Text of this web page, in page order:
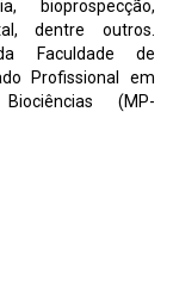
bioprospecção,
dentre outros.
Faculdade de
Profissional em
(MP-